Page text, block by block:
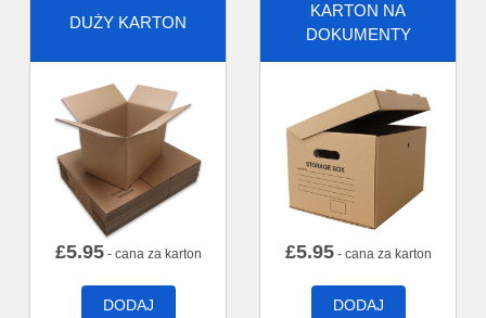
DUŻY KARTON
£5.95- cana za karton
DODAJ
KARTON NA
DOKUMENTY
£5.95- cana za karton
DODAJ